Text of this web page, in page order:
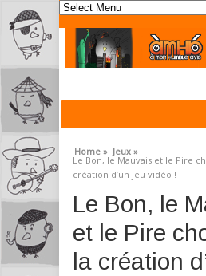
Home » Jeux »
Le Bon, le Mauvais et le Pire
création d’un jeu vidéo !
Le Bon, le
et le Pire
la création